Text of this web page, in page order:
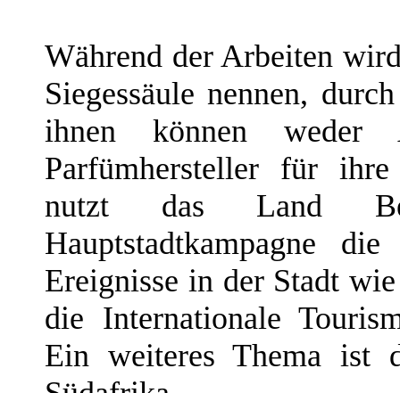
Während der Arbeiten
Siegessäule nennen,
ihnen können weder
Parfümhersteller für
nutzt das Land
Hauptstadtkampagne
Ereignisse in der Stadt
die Internationale
Ein weiteres Thema ist